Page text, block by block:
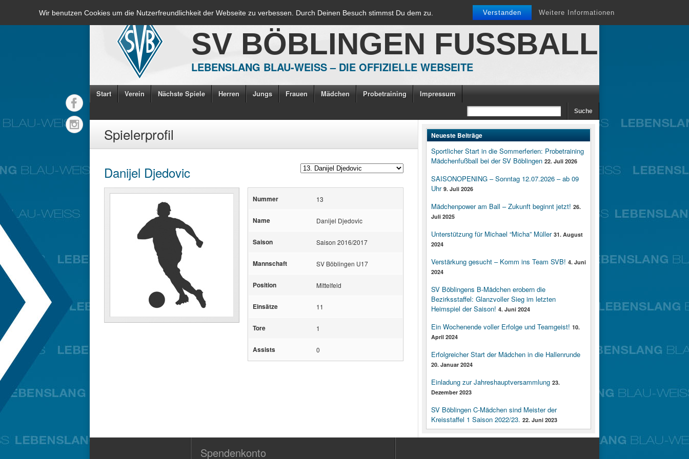
Wir benutzen Cookies um die Nutzerfreundlichkeit der Webseite zu verbessen. Durch Deinen Besuch stimmst Du dem zu. Verstanden Weitere Informationen
SV BÖBLINGEN FUSSBALL
LEBENSLANG BLAU-WEISS – DIE OFFIZIELLE WEBSEITE
Start Verein Nächste Spiele Herren Jungs Frauen Mädchen Probetraining Impressum
Spielerprofil
Danijel Djedovic
Nummer 13
Name Danijel Djedovic
Saison Saison 2016/2017
Mannschaft SV Böblingen U17
Position Mittelfeld
Einsätze 11
Tore 1
Assists 0
Neueste Beiträge
Sportlicher Start in die Sommerferien: Probetraining
Mädchenfußball bei der SV Böblingen 22. Juli 2026
SAISONOPENING – Sonntag 12.07.2026 – ab 09
Uhr 9. Juli 2026
Mädchenpower am Ball – Zukunft beginnt jetzt! 26.
Juli 2025
Unterstützung für Michael “Micha” Müller 31. August
2024
Verstärkung gesucht – Komm ins Team SVB! 4. Juni
2024
SV Böblingens B-Mädchen erobern die
Bezirksstaffel: Glanzvoller Sieg im letzten
Heimspiel der Saison! 4. Juni 2024
Ein Wochenende voller Erfolge und Teamgeist! 10.
April 2024
Erfolgreicher Start der Mädchen in die Hallenrunde
20. Januar 2024
Einladung zur Jahreshauptversammlung 23.
Dezember 2023
SV Böblingen C-Mädchen sind Meister der
Kreisstaffel 1 Saison 2022/23. 22. Juni 2023
Spendenkonto